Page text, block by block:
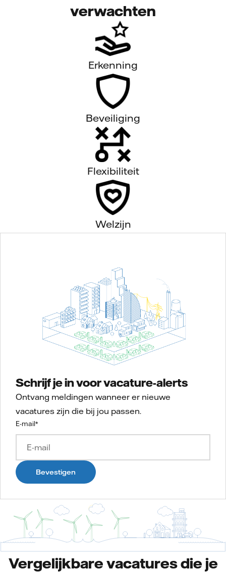
verwachten
Erkenning
Beveiliging
Flexibiliteit
Welzijn
Schrijf je in voor vacature-alerts
Ontvang meldingen wanneer er nieuwe
vacatures zijn die bij jou passen.
E-mail*
Bevestigen
Vergelijkbare vacatures die je